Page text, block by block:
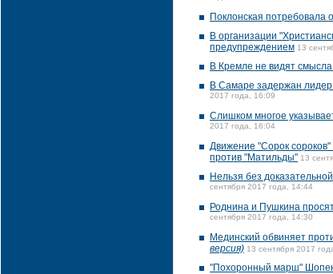
Поклонская потребовала
В организации
предупреждением 13
В Кремле не видят
В Самаре задержан лидер
2017 года, 16:09
Слишком многое
2017 года, 16:04
Движение "Сорок
против "Матильды" 13
Нельзя без
сентября 2017 года, 14:44
Роднина и Пушкина
сентября 2017 года, 14:30
Мединский обвиняет
версия) 13 сентября 2017
"Похоронный марш"